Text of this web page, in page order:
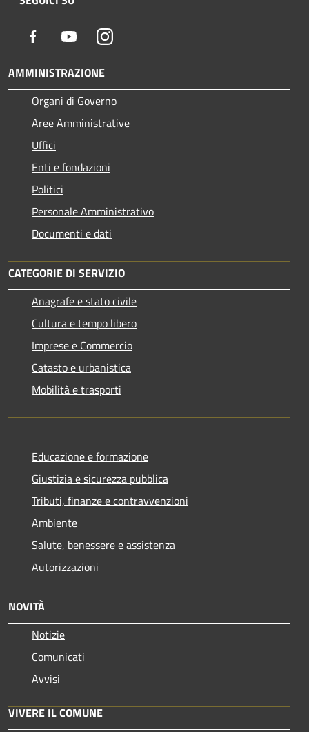
Facebook YoutubeInstagram
AMMINISTRAZIONE
Organi di Governo
Aree Amministrative
Uffici
Enti e fondazioni
Politici
Personale Amministrativo
Documenti e dati
CATEGORIE DI SERVIZIO
Anagrafe e stato civile
Cultura e tempo libero
Imprese e Commercio
Catasto e urbanistica
Mobilità e trasporti
Educazione e formazione
Giustizia e sicurezza pubblica
Tributi, finanze e contravvenzioni
Ambiente
Salute, benessere e assistenza
Autorizzazioni
NOVITÀ
Notizie
Comunicati
Avvisi
VIVERE IL COMUNE